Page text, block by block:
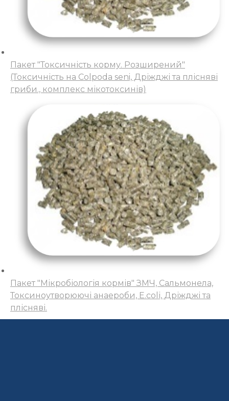
Пакет "Токсичність корму. Розширений"
(Токсичність на Colpoda seni, Дріжджі та плісняві
гриби., комплекс мікотоксинів)
Пакет "Мікробіологія кормів" ЗМЧ, Сальмонела,
Токсиноутворюючі анаероби, Е.colі, Дріжджі та
плісняві.